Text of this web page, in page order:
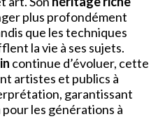
plus profondément
que les techniques
la vie à ses sujets.
continue d’évoluer, cette
artistes et publics à
garantissant
les générations à